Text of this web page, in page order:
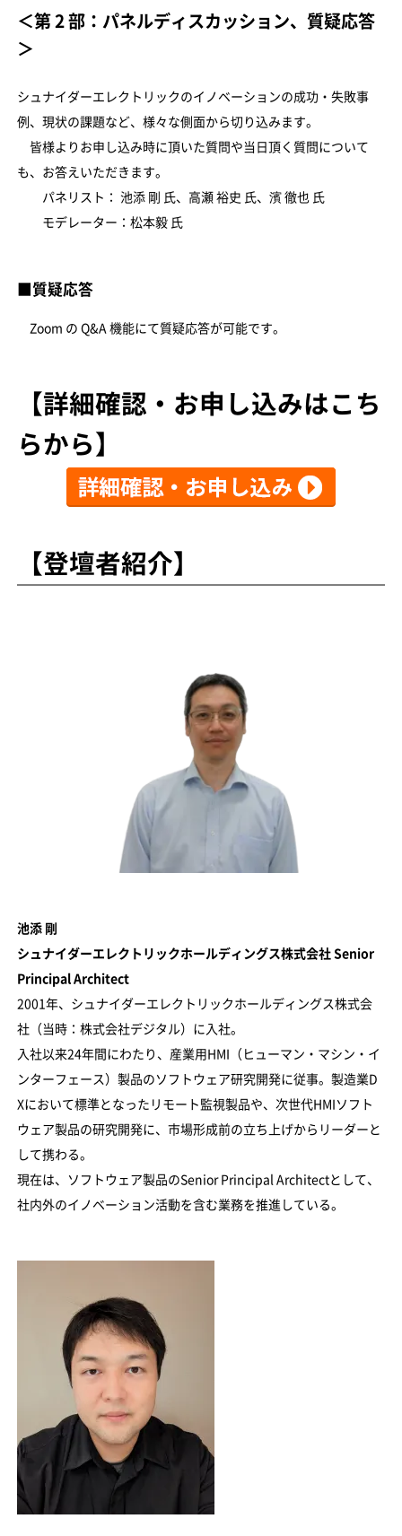
＜第 2 部：パネルディスカッション、質疑応答
＞
シュナイダーエレクトリックのイノベーションの成功・失敗事
例、現状の課題など、様々な側面から切り込みます。
皆様よりお申し込み時に頂いた質問や当日頂く質問について
も、お答えいただきます。
パネリスト： 池添 剛 氏、高瀬 裕史 氏、濱 徹也 氏
モデレーター：松本毅 氏
■質疑応答
Zoom の Q&A 機能にて質疑応答が可能です。
【詳細確認・お申し込みはこち
らから】
【登壇者紹介】
池添 剛
シュナイダーエレクトリックホールディングス株式会社 Senior
Principal Architect
2001年、シュナイダーエレクトリックホールディングス株式会
社（当時：株式会社デジタル）に入社。
入社以来24年間にわたり、産業用HMI（ヒューマン・マシン・イ
ンターフェース）製品のソフトウェア研究開発に従事。製造業D
Xにおいて標準となったリモート監視製品や、次世代HMIソフト
ウェア製品の研究開発に、市場形成前の立ち上げからリーダーと
して携わる。
現在は、ソフトウェア製品のSenior Principal Architectとして、
社内外のイノベーション活動を含む業務を推進している。